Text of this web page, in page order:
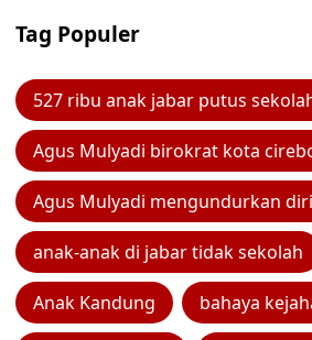
Tag Populer
527 ribu anak jabar putus
Agus Mulyadi birokrat kota
Agus Mulyadi mengundurkan
anak-anak di jabar tidak sekolah
Anak Kandung bahaya